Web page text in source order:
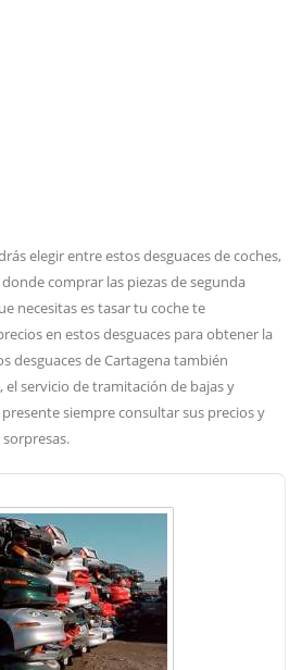
elegir entre estos desguaces de coches,
comprar las piezas de segunda
necesitas es tasar tu coche te
en estos desguaces para obtener la
desguaces de Cartagena también
servicio de tramitación de bajas y
siempre consultar sus precios y